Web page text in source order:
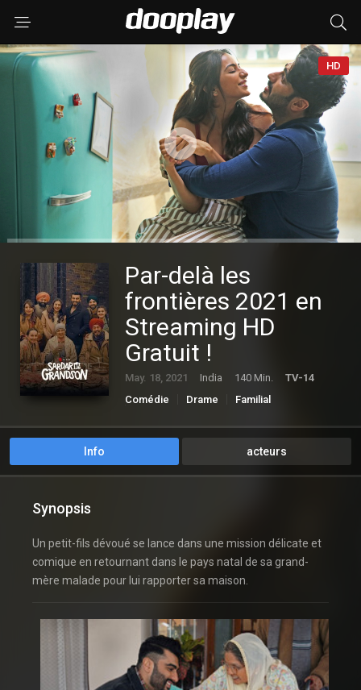
HD
Par-delà les
frontières 2021 en
Streaming HD
Gratuit !
May. 18, 2021 India 140 Min.
TV-14
Comédie
Drame
Familial
Info acteurs
Synopsis
Un petit-fils dévoué se lance dans une mission délicate et
comique en retournant dans le pays natal de sa grand-
mère malade pour lui rapporter sa maison.